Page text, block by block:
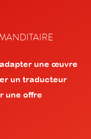
une œuvre
un traducteur
une offre